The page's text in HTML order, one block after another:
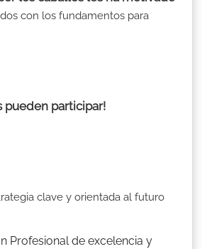
con los fundamentos para
pueden participar!
clave y orientada al futuro
Profesional de excelencia y